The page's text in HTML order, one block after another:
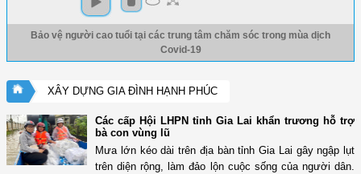
Bảo vệ người cao tuổi tại các trung tâm chăm sóc trong mùa dịch
Covid-19
XÂY DỰNG GIA ĐÌNH HẠNH PHÚC
Các cấp Hội LHPN tỉnh Gia Lai khẩn trương hỗ trợ
bà con vùng lũ
Mưa lớn kéo dài trên địa bàn tỉnh Gia Lai gây ngập lụt
trên diện rộng, làm đảo lộn cuộc sống của người dân.